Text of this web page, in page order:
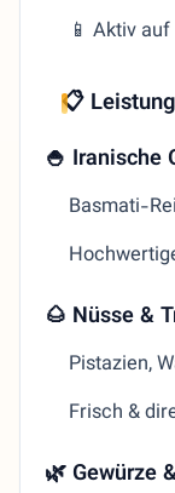
📱 Aktiv
📋
🍚 Iranische
Basmati-
🌰 Nüsse &
Pistazien,
Frisch &
🌿 Gewürze